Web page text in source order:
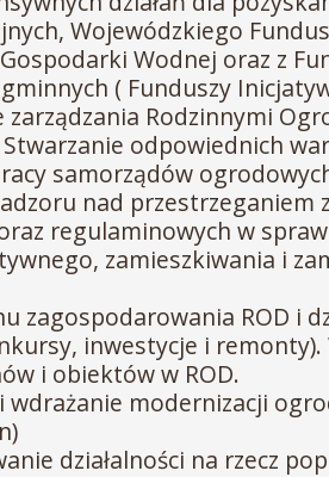
Wojewódzkiego
Wodnej oraz z
( Funduszy
zarządzania Rodzinnymi
Stwarzanie odpowiednich
samorządów
nad przestrzeganiem
regulaminowych w
zamieszkiwania i
zagospodarowania ROD i
inwestycje i
i obiektów w ROD.
wdrażanie modernizacji
działalności na rzecz